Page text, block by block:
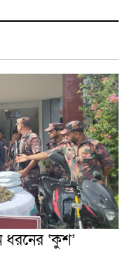
ধরনের ‘কুশ’